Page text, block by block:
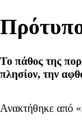
Το πάθος της
πλησίον, την
Ανακτήθηκε από «